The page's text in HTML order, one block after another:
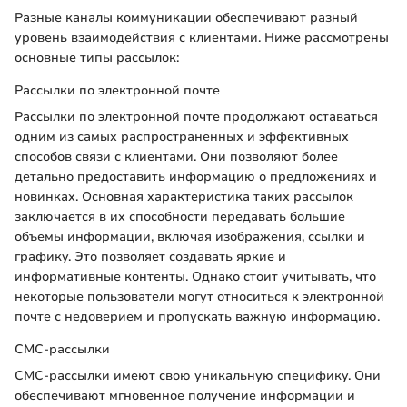
Разные каналы коммуникации обеспечивают разный
уровень взаимодействия с клиентами. Ниже рассмотрены
основные типы рассылок:
Рассылки по электронной почте
Рассылки по электронной почте продолжают оставаться
одним из самых распространенных и эффективных
способов связи с клиентами. Они позволяют более
детально предоставить информацию о предложениях и
новинках. Основная характеристика таких рассылок
заключается в их способности передавать большие
объемы информации, включая изображения, ссылки и
графику. Это позволяет создавать яркие и
информативные контенты. Однако стоит учитывать, что
некоторые пользователи могут относиться к электронной
почте с недоверием и пропускать важную информацию.
СМС-рассылки
СМС-рассылки имеют свою уникальную специфику. Они
обеспечивают мгновенное получение информации и